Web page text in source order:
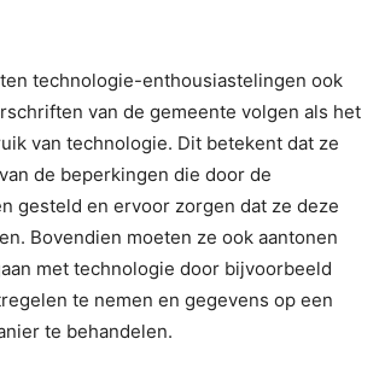
technologie-enthousiastelingen ook
van de gemeente volgen als het
van technologie. Dit betekent dat ze
de beperkingen die door de
gesteld en ervoor zorgen dat ze deze
Bovendien moeten ze ook aantonen
met technologie door bijvoorbeeld
te nemen en gegevens op een
te behandelen.